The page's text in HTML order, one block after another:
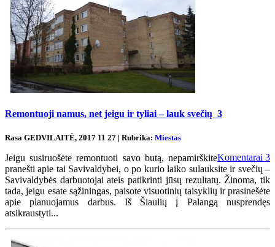
Remontuoji namus, net jeigu ir tyliai – lauk svečių 3
Rasa GEDVILAITĖ, 2017 11 27 | Rubrika: Miestas
Komentarai 3
Jeigu susiruošėte remontuoti savo butą, nepamirškite
pranešti apie tai Savivaldybei, o po kurio laiko sulauksite ir svečių –
Savivaldybės darbuotojai ateis patikrinti jūsų rezultatų. Žinoma, tik
tada, jeigu esate sąžiningas, paisote visuotinių taisyklių ir prasinešėte
apie planuojamus darbus. Iš Šiaulių į Palangą nusprendęs
atsikraustyti...